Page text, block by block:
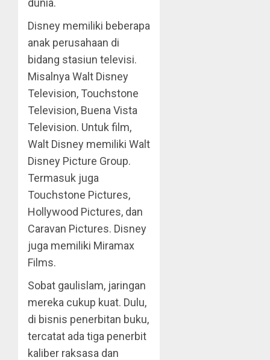
Disney memiliki beberapa
anak perusahaan di
bidang stasiun televisi.
Misalnya Walt Disney
Television, Touchstone
Television, Buena Vista
Television. Untuk film,
Walt Disney memiliki Walt
Disney Picture Group.
Termasuk juga
Touchstone Pictures,
Hollywood Pictures, dan
Caravan Pictures. Disney
juga memiliki Miramax
Films.
Sobat gaulislam, jaringan
mereka cukup kuat. Dulu,
di bisnis penerbitan buku,
tercatat ada tiga penerbit
kaliber raksasa dan